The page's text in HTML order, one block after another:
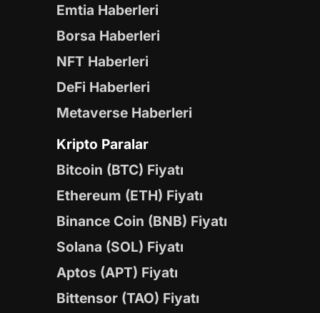
Emtia Haberleri
Borsa Haberleri
NFT Haberleri
DeFi Haberleri
Metaverse Haberleri
Kripto Paralar
Bitcoin (BTC) Fiyatı
Ethereum (ETH) Fiyatı
Binance Coin (BNB) Fiyatı
Solana (SOL) Fiyatı
Aptos (APT) Fiyatı
Bittensor (TAO) Fiyatı